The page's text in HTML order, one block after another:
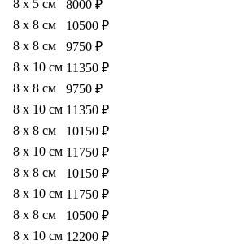
8 х 5 см
8000 ₽
8 х 8 см
10500 ₽
8 х 8 см
9750 ₽
8 х 10 см 11350 ₽
8 х 8 см
9750 ₽
8 х 10 см 11350 ₽
8 х 8 см
10150 ₽
8 х 10 см 11750 ₽
8 х 8 см
10150 ₽
8 х 10 см 11750 ₽
8 х 8 см
10500 ₽
8 х 10 см 12200 ₽